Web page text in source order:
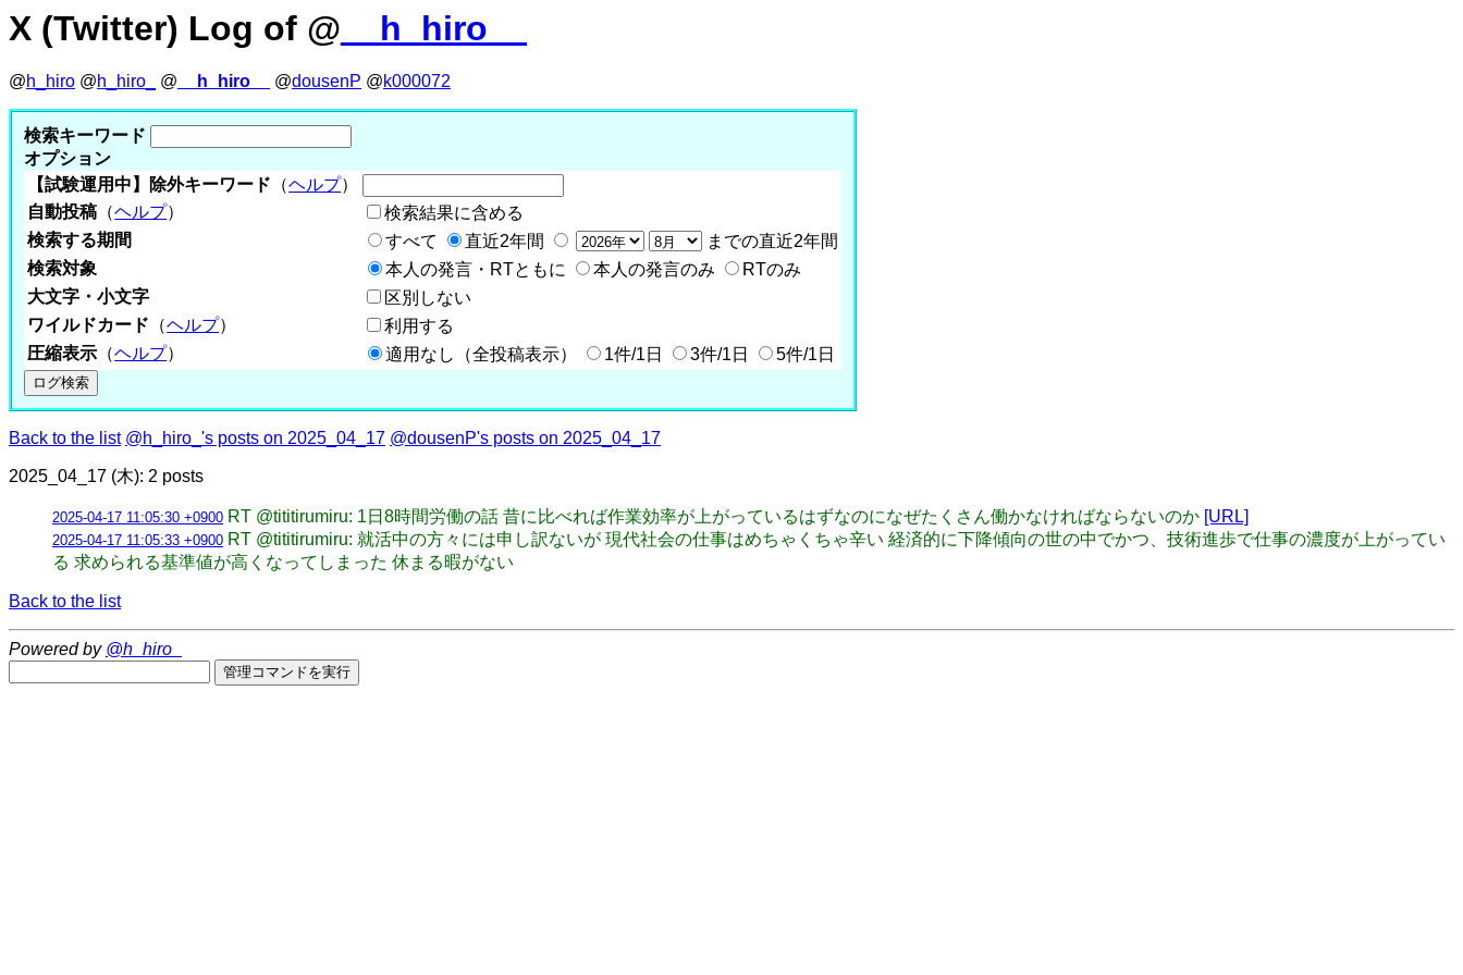
X (Twitter) Log of @ __h_hiro__
@h_hiro @h_hiro_ @ __h_hiro__ @dousenP @k000072
検索キーワード
オプション
【試験運用中】除外キーワード （ヘルプ）
自動投稿 （ヘルプ）
検索結果に含める
検索する期間
すべて 直近2年間
までの直近2年間
検索対象
本人の発言・RTともに 本人の発言のみ
RTのみ
大文字・小文字
区別しない
ワイルドカード （ヘルプ）
利用する
圧縮表示 （ヘルプ） 適用なし（全投稿表示） 1件/1日 3件/1日 5件/1日
Back to the list @h_hiro_'s posts on 2025_04_17 @dousenP's posts on 2025_04_17
2025_04_17 (木): 2 posts
2025-04-17 11:05:30 +0900 RT @tititirumiru: 1日8時間労働の話 昔に比べれば作業効率が上がっているはずなのになぜたくさん働かなければならないのか [URL]
2025-04-17 11:05:33 +0900 RT @tititirumiru: 就活中の方々には申し訳ないが 現代社会の仕事はめちゃくちゃ辛い 経済的に下降傾向の世の中でかつ、技術進歩で仕事の濃度が上がってい
る 求められる基準値が高くなってしまった 休まる暇がない
Back to the list
Powered by @h_hiro_